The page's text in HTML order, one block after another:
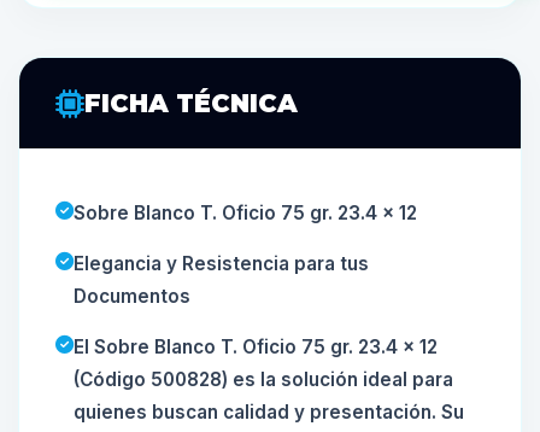
FICHA TÉCNICA
Sobre Blanco T. Oficio 75 gr. 23.4 x 12
Elegancia y Resistencia para tus
Documentos
El Sobre Blanco T. Oficio 75 gr. 23.4 x 12
(Código 500828) es la solución ideal para
quienes buscan calidad y presentación. Su